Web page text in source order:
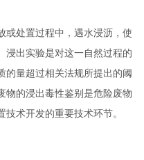
处置过程中，遇水浸沥，使
浸出实验是对这一自然过程的
的量超过相关法规所提出的阈
物的浸出毒性鉴别是危险废物
术开发的重要技术环节。